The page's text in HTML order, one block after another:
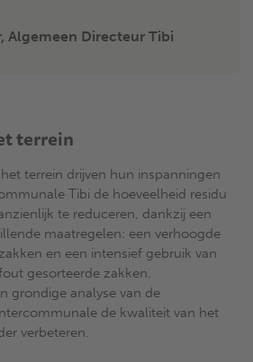
Algemeen Directeur Tibi
terrein
terrein drijven hun inspanningen
Tibi de hoeveelheid residu
te reduceren, dankzij een
maatregelen: een verhoogde
en een intensief gebruik van
gesorteerde zakken.
grondige analyse van de
de kwaliteit van het
verbeteren.